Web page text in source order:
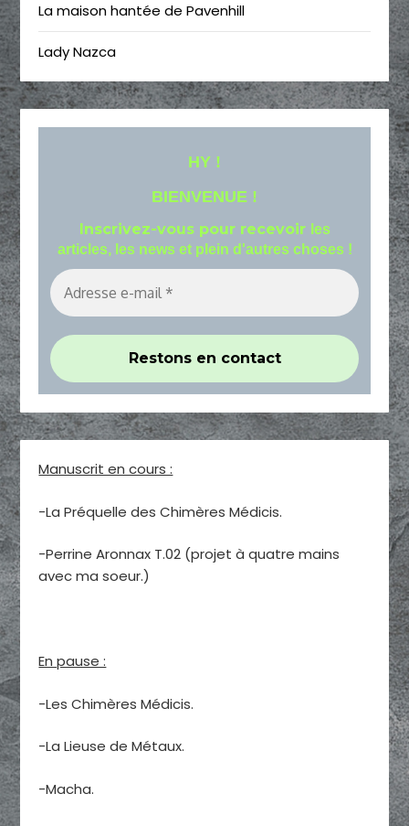
La maison hantée de Pavenhill
Lady Nazca
HY !
BIENVENUE !
Inscrivez-vous pour recevoir les
articles, les news et plein d'autres choses !
Manuscrit en cours :
-La Préquelle des Chimères Médicis.
-Perrine Aronnax T.02 (projet à quatre mains
avec ma soeur.)
En pause :
-Les Chimères Médicis.
-La Lieuse de Métaux.
-Macha.